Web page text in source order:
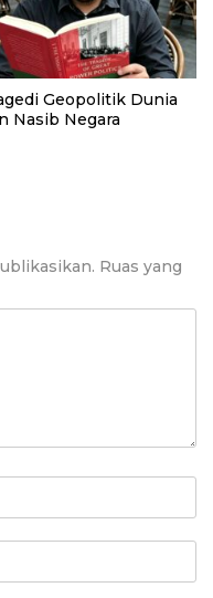
Geopolitik Dunia
Nasib Negara
Ruas yang